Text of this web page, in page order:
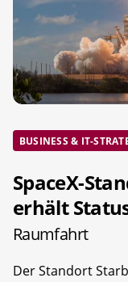
BUSINESS & IT-
SpaceX-
erhält
Raumfahrt
Der Standort